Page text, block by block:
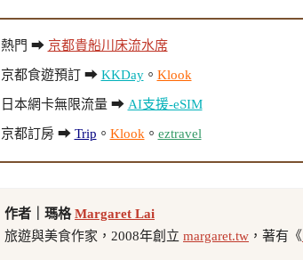
熱門 ➡ 京都貴船川床流水席
京都食遊預訂 ➡ KKDay。 Klook
日本網卡無限流量 ➡ AI支援-eSIM
京都訂房 ➡ Trip 。 Klook 。 eztravel
作者｜瑪格Margaret Lai
旅遊與美食作家，2008年創立 margaret.tw ，著有《